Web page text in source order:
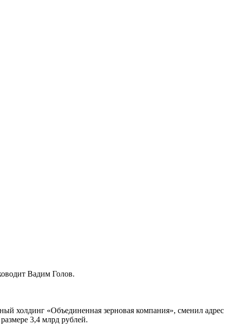
Вадим Голов.
холдинг «Объединенная зерновая компания», сменил адрес
3,4 млрд рублей.